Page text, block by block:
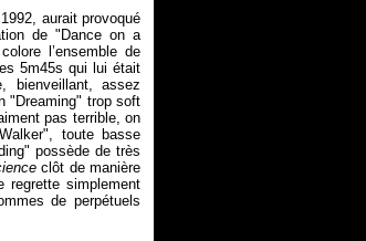
aurait provoqué
de "Dance on a
l’ensemble de
5m45s qui lui était
bienveillant, assez
"Dreaming" trop soft
pas terrible, on
toute basse
possède de très
clôt de manière
regrette simplement
de perpétuels